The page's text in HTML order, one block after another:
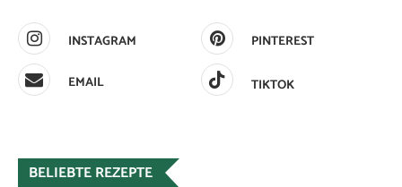
INSTAGRAM
PINTEREST
EMAIL
TIKTOK
BELIEBTE REZEPTE